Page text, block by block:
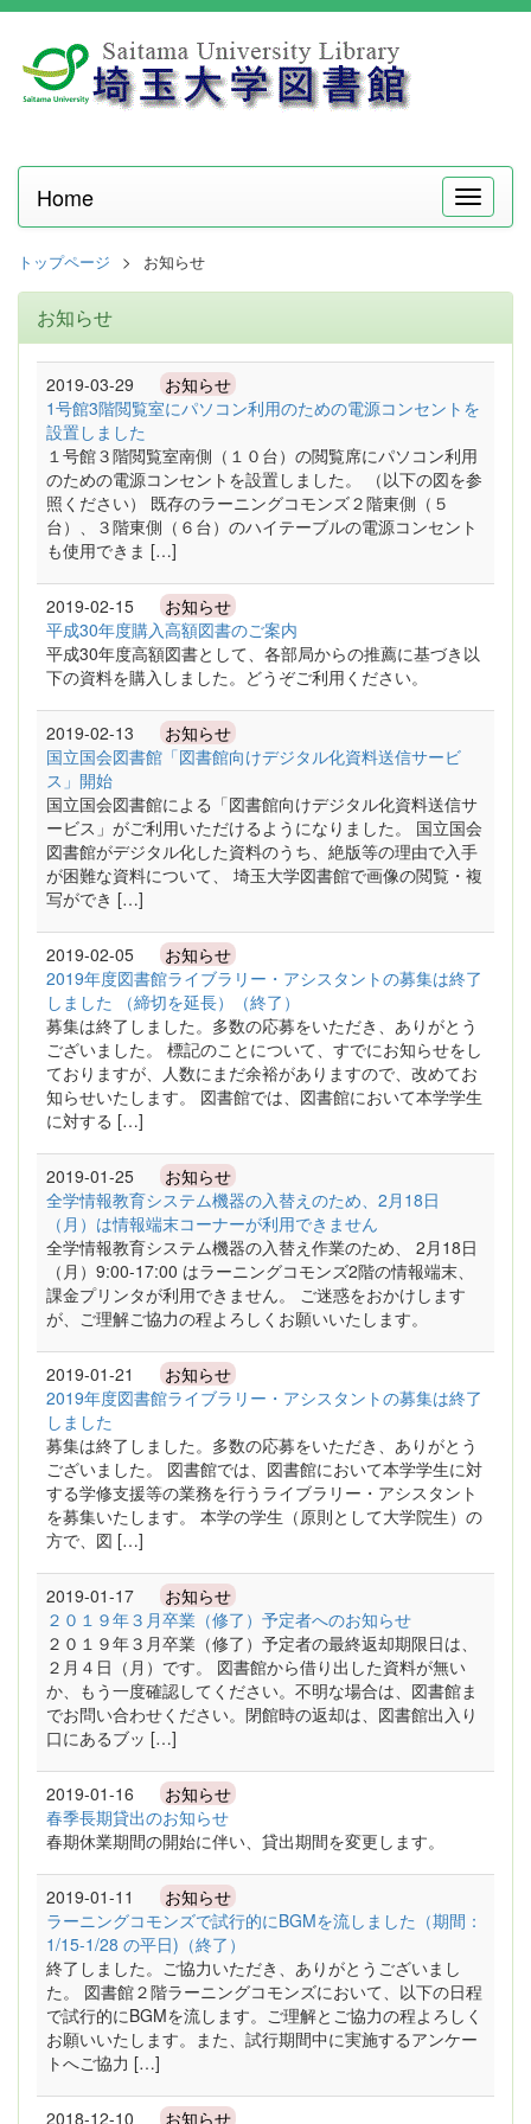
メ
ニ
Home
トップページ お知らせ
お知らせ
2019-03-29 お知らせ
1号館3階閲覧室にパソコン利用のための電源コンセントを
設置しました
１号館３階閲覧室南側（１０台）の閲覧席にパソコン利用
のための電源コンセントを設置しました。 （以下の図を参
照ください） 既存のラーニングコモンズ２階東側（５
台）、３階東側（６台）のハイテーブルの電源コンセント
も使用できま […]
2019-02-15 お知らせ
平成30年度購入高額図書のご案内
平成30年度高額図書として、各部局からの推薦に基づき以
下の資料を購入しました。どうぞご利用ください。
2019-02-13 お知らせ
国立国会図書館「図書館向けデジタル化資料送信サービ
ス」開始
国立国会図書館による「図書館向けデジタル化資料送信サ
ービス」がご利用いただけるようになりました。 国立国会
図書館がデジタル化した資料のうち、絶版等の理由で入手
が困難な資料について、 埼玉大学図書館で画像の閲覧・複
写ができ […]
2019-02-05 お知らせ
2019年度図書館ライブラリー・アシスタントの募集は終了
しました （締切を延長）（終了）
募集は終了しました。多数の応募をいただき、ありがとう
ございました。 標記のことについて、すでにお知らせをし
ておりますが、人数にまだ余裕がありますので、改めてお
知らせいたします。 図書館では、図書館において本学学生
に対する […]
2019-01-25 お知らせ
全学情報教育システム機器の入替えのため、2月18日
（月）は情報端末コーナーが利用できません
全学情報教育システム機器の入替え作業のため、 2月18日
（月）9:00-17:00 はラーニングコモンズ2階の情報端末、
課金プリンタが利用できません。 ご迷惑をおかけします
が、ご理解ご協力の程よろしくお願いいたします。
2019-01-21 お知らせ
2019年度図書館ライブラリー・アシスタントの募集は終了
しました
募集は終了しました。多数の応募をいただき、ありがとう
ございました。 図書館では、図書館において本学学生に対
する学修支援等の業務を行うライブラリー・アシスタント
を募集いたします。 本学の学生（原則として大学院生）の
方で、図 […]
2019-01-17 お知らせ
２０１９年３月卒業（修了）予定者へのお知らせ
２０１９年３月卒業（修了）予定者の最終返却期限日は、
２月４日（月）です。 図書館から借り出した資料が無い
か、もう一度確認してください。不明な場合は、図書館ま
でお問い合わせください。閉館時の返却は、図書館出入り
口にあるブッ […]
2019-01-16 お知らせ
春季長期貸出のお知らせ
春期休業期間の開始に伴い、貸出期間を変更します。
2019-01-11 お知らせ
ラーニングコモンズで試行的にBGMを流しました（期間：
1/15-1/28 の平日)（終了）
終了しました。ご協力いただき、ありがとうございまし
た。 図書館２階ラーニングコモンズにおいて、以下の日程
で試行的にBGMを流します。ご理解とご協力の程よろしく
お願いいたします。また、試行期間中に実施するアンケー
トへご協力 […]
2018-12-10 お知らせ